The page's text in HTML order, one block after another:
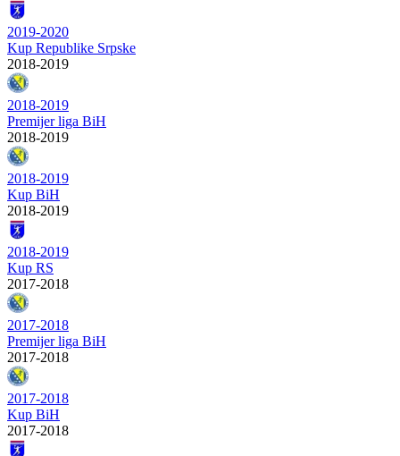
2019-2020
Kup Republike Srpske
2018-2019
2018-2019
Premijer liga BiH
2018-2019
2018-2019
Kup BiH
2018-2019
2018-2019
Kup RS
2017-2018
2017-2018
Premijer liga BiH
2017-2018
2017-2018
Kup BiH
2017-2018